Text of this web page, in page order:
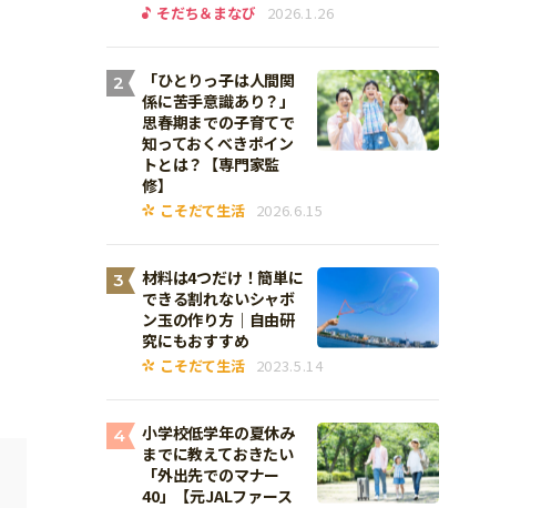
そだち＆まなび 2026.1.26
2
「ひとりっ子は人間関
係に苦手意識あり？」
思春期までの子育てで
知っておくべきポイン
トとは？【専門家監
修】
こそだて生活 2026.6.15
3
材料は4つだけ！簡単に
できる割れないシャボ
ン玉の作り方｜自由研
究にもおすすめ
こそだて生活 2023.5.14
4
小学校低学年の夏休み
までに教えておきたい
「外出先でのマナー
40」【元JALファース